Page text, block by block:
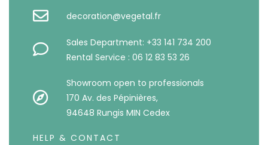
decoration@vegetal.fr
Sales Department: +33 141 734 200
Rental Service : 06 12 83 53 26
Showroom open to professionals
170 Av. des Pépinières,
94648 Rungis MIN Cedex
HELP & CONTACT